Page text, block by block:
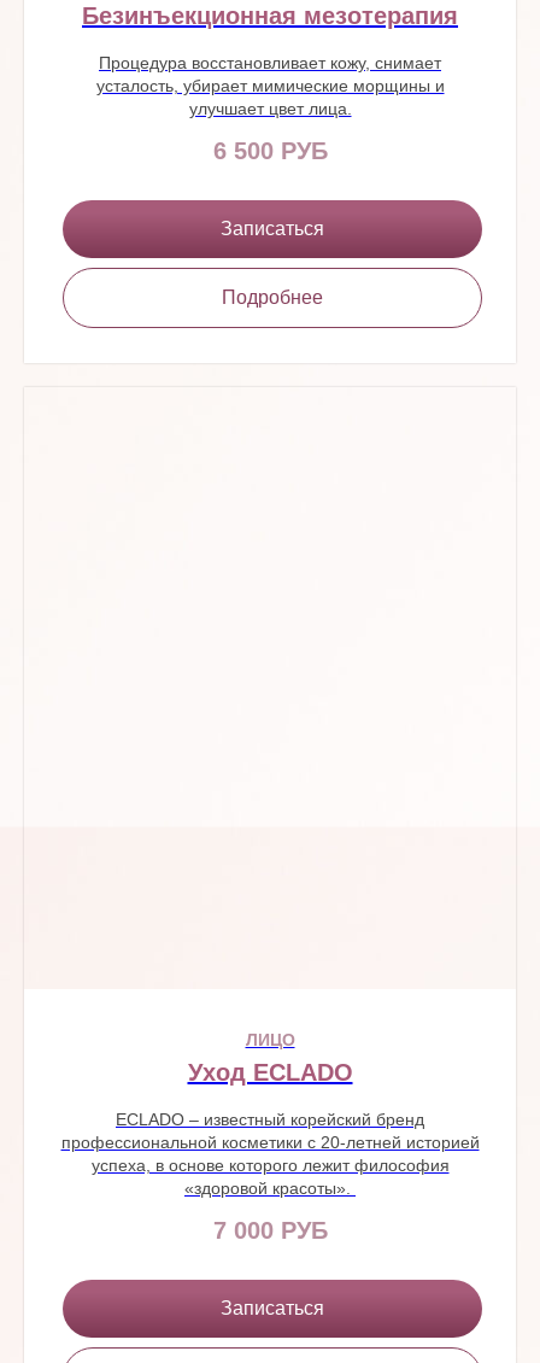
Безинъекционная мезотерапия
Процедура восстановливает кожу, снимает
усталость, убирает мимические морщины и
улучшает цвет лица.
6 500 РУБ
Записаться
Подробнее
ЛИЦО
Уход ECLADO
ECLADO – известный корейский бренд
профессиональной косметики с 20-летней историей
успеха, в основе которого лежит философия
«здоровой красоты».
7 000 РУБ
Записаться